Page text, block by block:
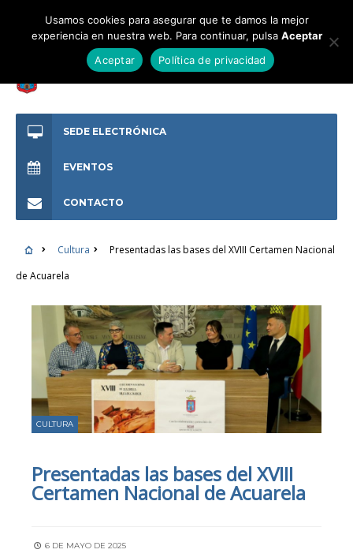
SEDE ELECTRÓNICA
EVENTOS
CONTACTO
Cultura
Presentadas las bases del XVIII Certamen Nacional
de Acuarela
CULTURA
Presentadas las bases del XVIII
Certamen Nacional de Acuarela
6 DE MAYO DE 2025
Usamos cookies para asegurar que te damos la mejor
experiencia en nuestra web. Para continuar, pulsa Aceptar
Aceptar
Política de privacidad